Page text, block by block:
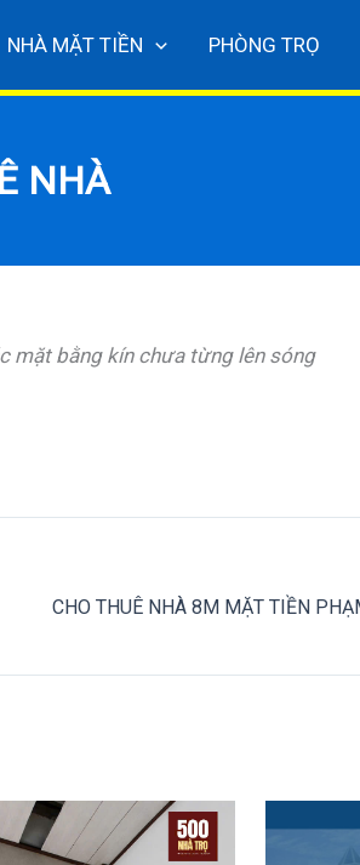
NHÀ MẶT TIỀN PHÒNG TRỌ
NHÀ
mặt bằng kín chưa từng lên sóng